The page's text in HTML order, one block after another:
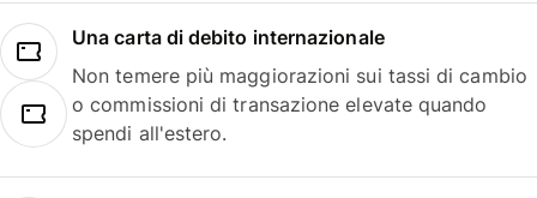
Una carta di debito internazionale
Non temere più maggiorazioni sui tassi di cambio
o commissioni di transazione elevate quando
spendi all'estero.